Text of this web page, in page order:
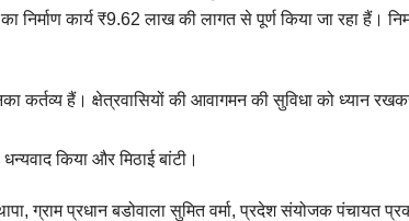
निर्माण कार्य ₹9.62 लाख की लागत से पूर्ण किया जा रहा हैं।
कर्तव्य हैं। क्षेत्रवासियों की आवागमन की सुविधा को ध्यान
किया और मिठाई बांटी।
ग्राम प्रधान बडोवाला सुमित वर्मा, प्रदेश संयोजक पंचायत